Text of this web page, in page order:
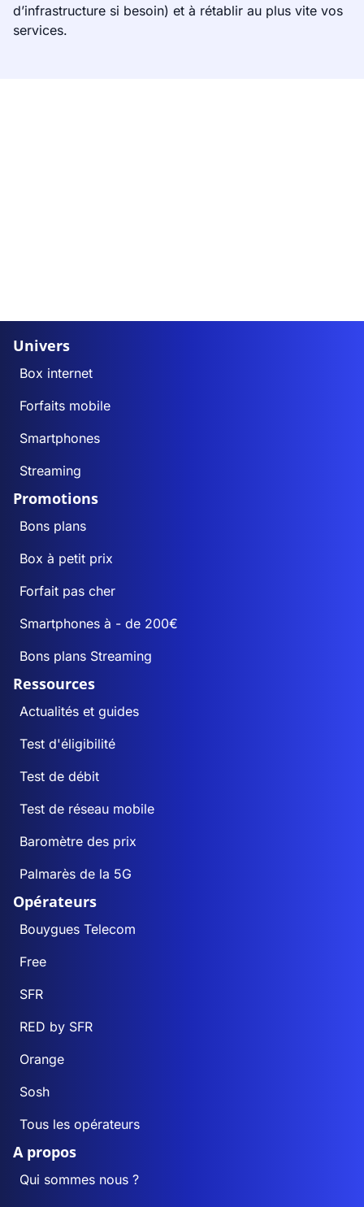
d’infrastructure si besoin) et à rétablir au plus vite vos
services.
Univers
Box internet
Forfaits mobile
Smartphones
Streaming
Promotions
Bons plans
Box à petit prix
Forfait pas cher
Smartphones à - de 200€
Bons plans Streaming
Ressources
Actualités et guides
Test d'éligibilité
Test de débit
Test de réseau mobile
Baromètre des prix
Palmarès de la 5G
Opérateurs
Bouygues Telecom
Free
SFR
RED by SFR
Orange
Sosh
Tous les opérateurs
A propos
Qui sommes nous ?